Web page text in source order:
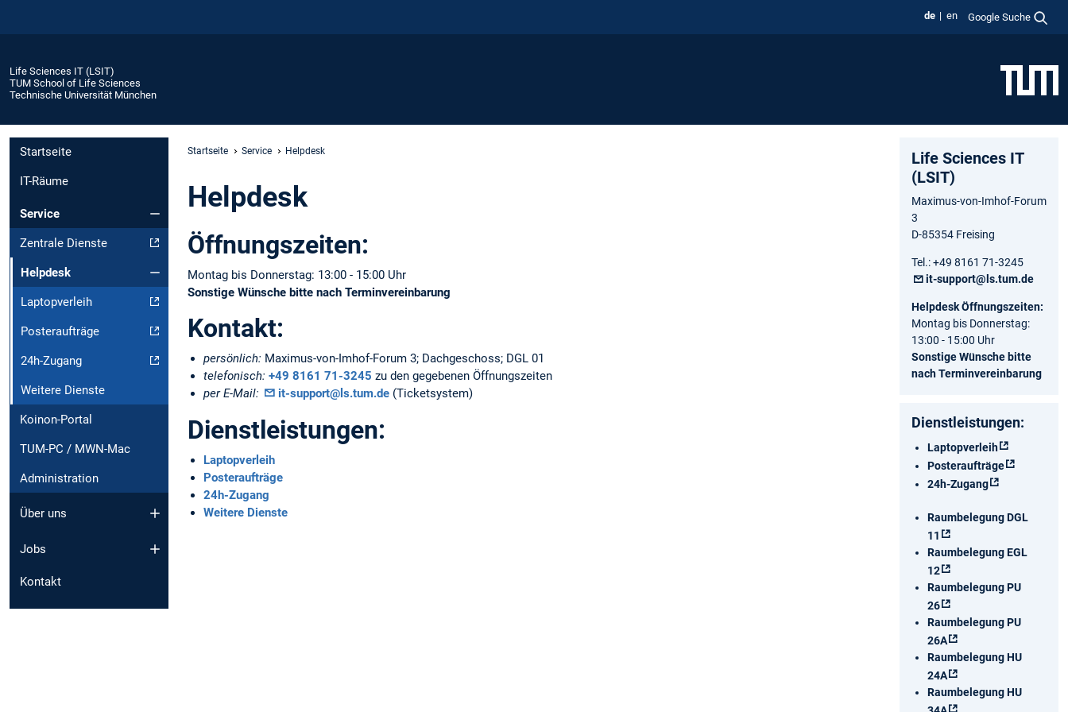
de en Google Suche
Life Sciences IT (LSIT)
TUM School of Life Sciences
Technische Universität München
Startseite
IT-Räume
Service
Zentrale Dienste
Helpdesk
Laptopverleih
Posteraufträge
24h-Zugang
Weitere Dienste
Koinon-Portal
TUM-PC / MWN-Mac
Administration
Über uns
Jobs
Kontakt
Startseite Service Helpdesk
Helpdesk
Öffnungszeiten:
Montag bis Donnerstag: 13:00 - 15:00 Uhr
Sonstige Wünsche bitte nach Terminvereinbarung
Kontakt:
persönlich: Maximus-von-Imhof-Forum 3; Dachgeschoss; DGL 01
telefonisch: +49 8161 71-3245 zu den gegebenen Öffnungszeiten
per E-Mail:
it-support@ls.tum.de(Ticketsystem)
Dienstleistungen:
Laptopverleih
Posteraufträge
24h-Zugang
Weitere Dienste
Life Sciences IT
(LSIT)
Maximus-von-Imhof-Forum
3
D-85354 Freising
Tel.: +49 8161 71-3245
it-support@ls.tum.de
Helpdesk Öffnungszeiten:
Montag bis Donnerstag:
13:00 - 15:00 Uhr
Sonstige Wünsche bitte
nach Terminvereinbarung
Dienstleistungen:
Laptopverleih
Posteraufträge
24h-Zugang
Raumbelegung DGL
11
Raumbelegung EGL
12
Raumbelegung PU
26
Raumbelegung PU
26A
Raumbelegung HU
24A
Raumbelegung HU